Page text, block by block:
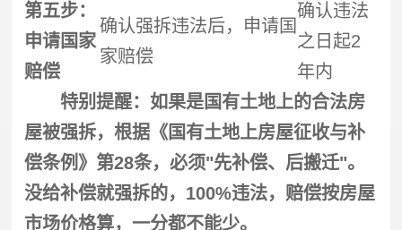
第五步：
申请国家
赔偿
确认强拆违法后，申请国
家赔偿
确认违法
之日起2
年内
特别提醒：如果是国有土地上的合法房
屋被强拆，根据《国有土地上房屋征收与补
偿条例》第28条，必须"先补偿、后搬迁"。
没给补偿就强拆的，100%违法，赔偿按房屋
市场价格算，一分都不能少。